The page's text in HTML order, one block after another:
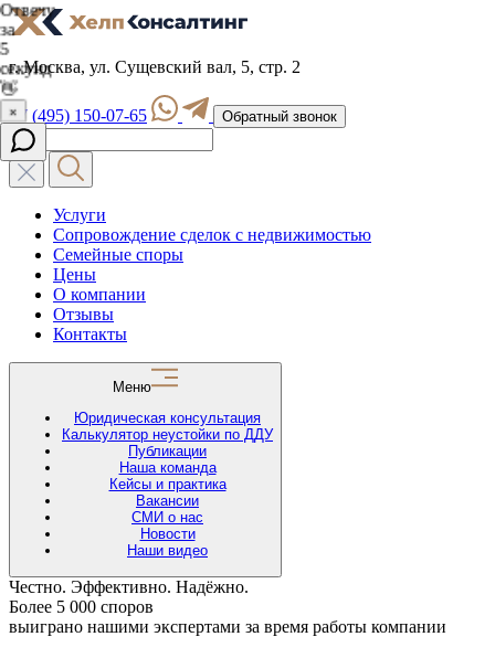
г. Москва, ул. Сущевский вал, 5, стр. 2
+7 (495) 150-07-65 Обратный звонок
Услуги
Сопровождение сделок с недвижимостью
Семейные споры
Цены
О компании
Отзывы
Контакты
Меню
Юридическая консультация
Калькулятор неустойки по ДДУ
Публикации
Наша команда
Кейсы и практика
Вакансии
СМИ о нас
Новости
Наши видео
Честно. Эффективно. Надёжно.
Более 5 000 споров
выиграно нашими экспертами за время работы компании